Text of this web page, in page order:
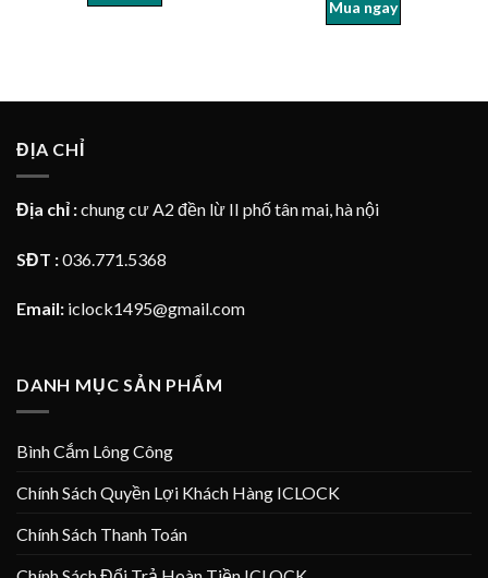
Mua ngay
ĐỊA CHỈ
Địa chỉ :chung cư A2 đền lừ II phố tân mai, hà nội
SĐT :036.771.5368
Email: iclock1495@gmail.com
DANH MỤC SẢN PHẨM
Bình Cắm Lông Công
Chính Sách Quyền Lợi Khách Hàng ICLOCK
Chính Sách Thanh Toán